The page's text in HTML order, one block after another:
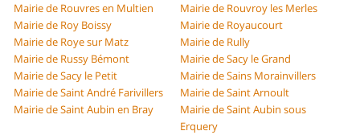
Mairie de Rouvres en Multien
Mairie de Rouvroy les Merles
Mairie de Roy Boissy
Mairie de Royaucourt
Mairie de Roye sur Matz
Mairie de Rully
Mairie de Russy Bémont
Mairie de Sacy le Grand
Mairie de Sacy le Petit
Mairie de Sains Morainvillers
Mairie de Saint André Farivillers
Mairie de Saint Arnoult
Mairie de Saint Aubin en Bray
Mairie de Saint Aubin sous
Erquery